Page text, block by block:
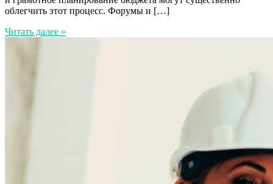
облегчить этот процесс. Форумы и […]
Читать далее »